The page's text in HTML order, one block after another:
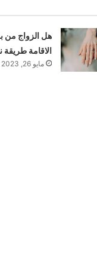
هل الزواج من
الاقامة طريقة
مايو 26, 2023